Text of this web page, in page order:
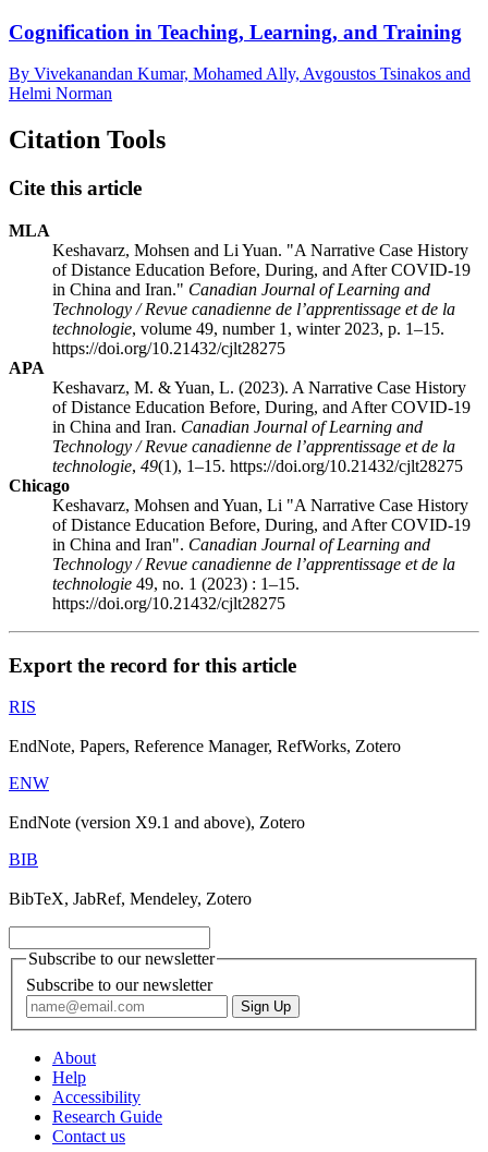
Cognification in Teaching, Learning, and Training
By Vivekanandan Kumar, Mohamed Ally, Avgoustos Tsinakos and
Helmi Norman
Citation Tools
Cite this article
MLA
Keshavarz, Mohsen and Li Yuan. "A Narrative Case History
of Distance Education Before, During, and After COVID-19
in China and Iran." Canadian Journal of Learning and
Technology / Revue canadienne de l’apprentissage et de la
technologie, volume 49, number 1, winter 2023, p. 1–15.
https://doi.org/10.21432/cjlt28275
APA
Keshavarz, M. & Yuan, L. (2023). A Narrative Case History
of Distance Education Before, During, and After COVID-19
in China and Iran. Canadian Journal of Learning and
Technology / Revue canadienne de l’apprentissage et de la
technologie, 49(1), 1–15. https://doi.org/10.21432/cjlt28275
Chicago
Keshavarz, Mohsen and Yuan, Li "A Narrative Case History
of Distance Education Before, During, and After COVID-19
in China and Iran". Canadian Journal of Learning and
Technology / Revue canadienne de l’apprentissage et de la
technologie 49, no. 1 (2023) : 1–15.
https://doi.org/10.21432/cjlt28275
Export the record for this article
RIS
EndNote, Papers, Reference Manager, RefWorks, Zotero
ENW
EndNote (version X9.1 and above), Zotero
BIB
BibTeX, JabRef, Mendeley, Zotero
Subscribe to our newsletter
Subscribe to our newsletter
About
Help
Accessibility
Research Guide
Contact us